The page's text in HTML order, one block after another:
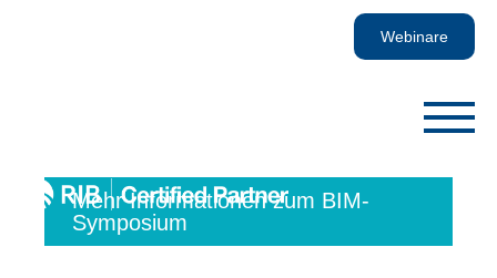
Webinare
Mehr Informationen zum BIM-
Symposium